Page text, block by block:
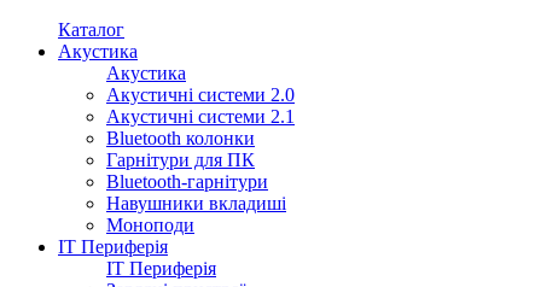
Каталог
Акустика
Акустика
Акустичні системи 2.0
Акустичні системи 2.1
Bluetooth колонки
Гарнітури для ПК
Bluetooth-гарнітури
Навушники вкладиші
Моноподи
IT Периферія
IT Периферія